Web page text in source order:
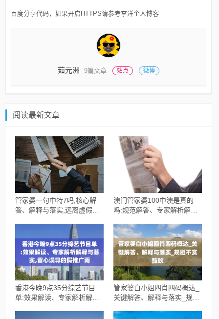
百度分享代码，如果开启HTTPS请参考李洋个人博客
茹元洲 9篇文章 站点 微博
阅读最新文章
管家婆一句中特7吗,核心解
答、解释与落实,远离虚假的
澳门管家婆100中澳是真的
吗:规范解答、专家解析解释
香港今晚9点35分综艺节目
单:效果解读、专家解析解释
管家婆白小姐四肖四码概达_
关键解答、解释与落实_规避